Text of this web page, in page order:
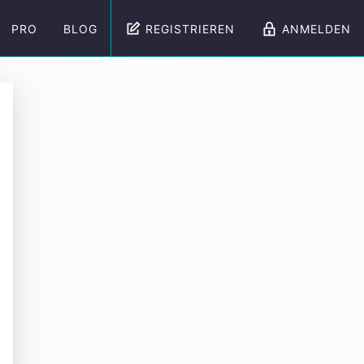
PRO BLOG REGISTRIEREN ANMELDEN